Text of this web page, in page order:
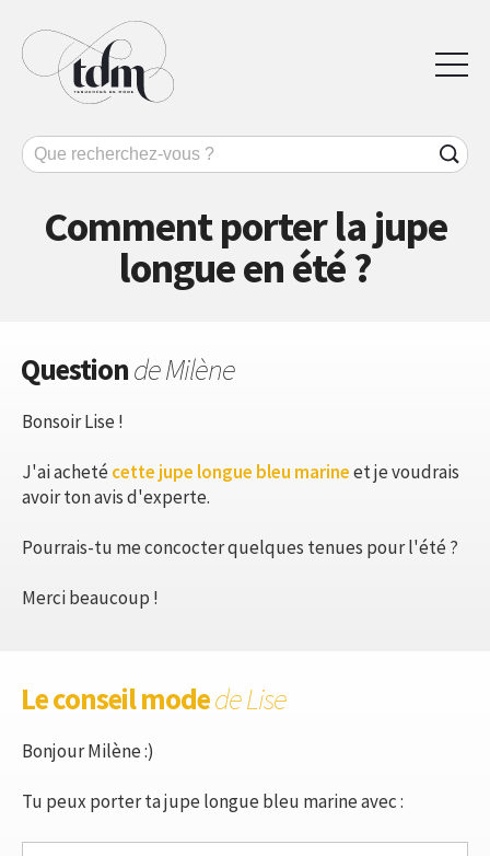
Comment porter la jupe
longue en été ?
Questionde Milène
Bonsoir Lise !
J'ai achetécette jupe longue bleu marineet je voudrais
avoir ton avis d'experte.
Pourrais-tu me concocter quelques tenues pour l'été ?
Merci beaucoup !
Le conseil modede Lise
Bonjour Milène :)
Tu peux porter ta jupe longue bleu marine avec :